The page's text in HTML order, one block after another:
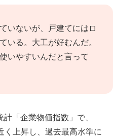
いないが、戸建てにはロ
いる。大工が好むんだ。
いやすいんだと言って
「企業物価指数」で、
く上昇し、過去最高水準に